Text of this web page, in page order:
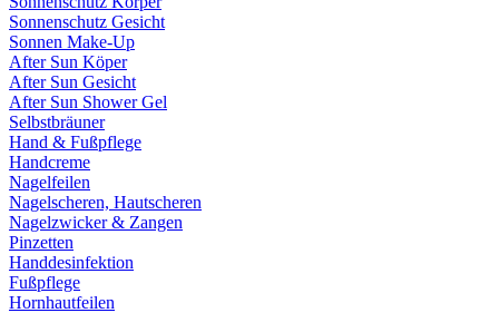
Sonnenschutz Gesicht
Sonnen Make-Up
After Sun Köper
After Sun Gesicht
After Sun Shower Gel
Selbstbräuner
Hand & Fußpflege
Handcreme
Nagelfeilen
Nagelscheren, Hautscheren
Nagelzwicker & Zangen
Pinzetten
Handdesinfektion
Fußpflege
Hornhautfeilen